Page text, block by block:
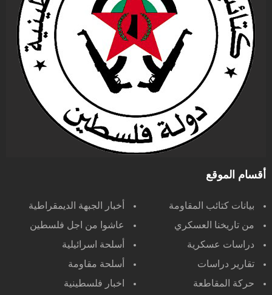
أقسام الموقع
بيانات كتائب المقاومة
أخبار الجبهة الديمقراطية
من تاريخنا العسكري
عاشوا من اجل فلسطين
دراسات عسكرية
أسلحة اسرائيلية
تقارير دراسات
أسلحة مقاومة
حركة المقاطعة
اخبار فلسطينية